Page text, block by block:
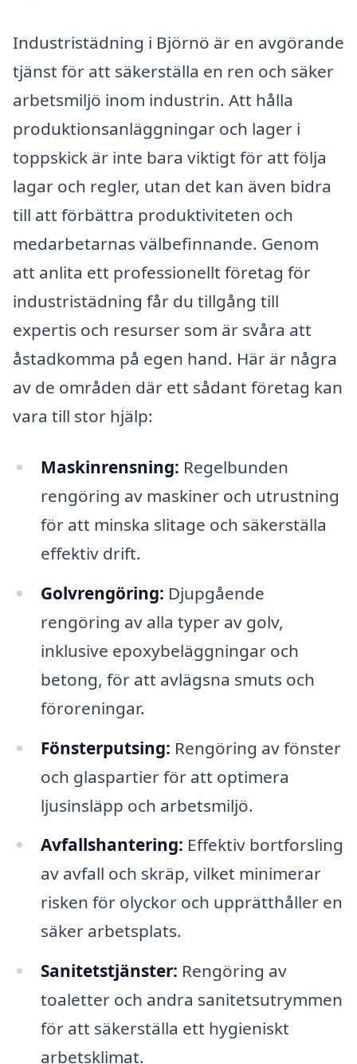
Industristädning i Björnö är en avgörande
tjänst för att säkerställa en ren och säker
arbetsmiljö inom industrin. Att hålla
produktionsanläggningar och lager i
toppskick är inte bara viktigt för att följa
lagar och regler, utan det kan även bidra
till att förbättra produktiviteten och
medarbetarnas välbefinnande. Genom
att anlita ett professionellt företag för
industristädning får du tillgång till
expertis och resurser som är svåra att
åstadkomma på egen hand. Här är några
av de områden där ett sådant företag kan
vara till stor hjälp:
Maskinrensning: Regelbunden
rengöring av maskiner och utrustning
för att minska slitage och säkerställa
effektiv drift.
Golvrengöring: Djupgående
rengöring av alla typer av golv,
inklusive epoxybeläggningar och
betong, för att avlägsna smuts och
föroreningar.
Fönsterputsing: Rengöring av fönster
och glaspartier för att optimera
ljusinsläpp och arbetsmiljö.
Avfallshantering: Effektiv bortforsling
av avfall och skräp, vilket minimerar
risken för olyckor och upprätthåller en
säker arbetsplats.
Sanitetstjänster: Rengöring av
toaletter och andra sanitetsutrymmen
för att säkerställa ett hygieniskt
arbetsklimat.